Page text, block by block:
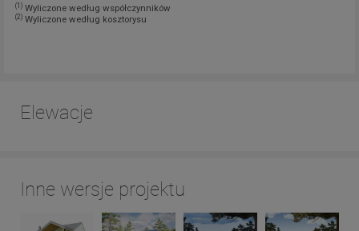
(1) Wyliczone według współczynników
(2) Wyliczone według kosztorysu
Elewacje
Inne wersje projektu